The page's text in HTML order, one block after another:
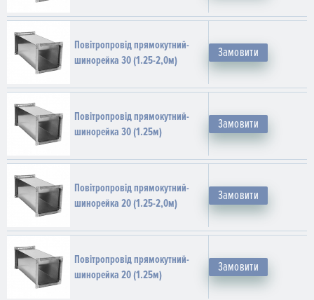
Повітропровід прямокутний-
шинорейка 30 (1.25-2,0м)
Замовити
Повітропровід прямокутний-
шинорейка 30 (1.25м)
Замовити
Повітропровід прямокутний-
шинорейка 20 (1.25-2,0м)
Замовити
Повітропровід прямокутний-
шинорейка 20 (1.25м)
Замовити